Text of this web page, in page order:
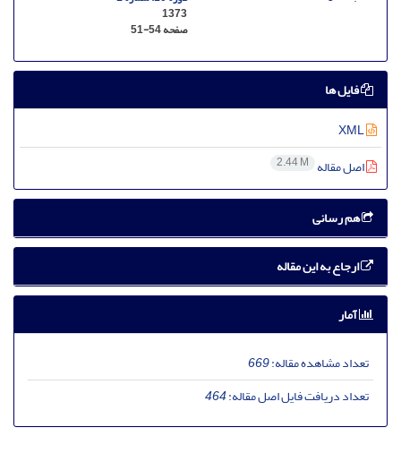
1373
صفحه51-54
فایل ها
اصل مقاله 2.44 M
هم رسانی
ارجاع به این مقاله
آمار
تعداد مشاهده مقاله:669
تعداد دریافت فایل اصل مقاله:464